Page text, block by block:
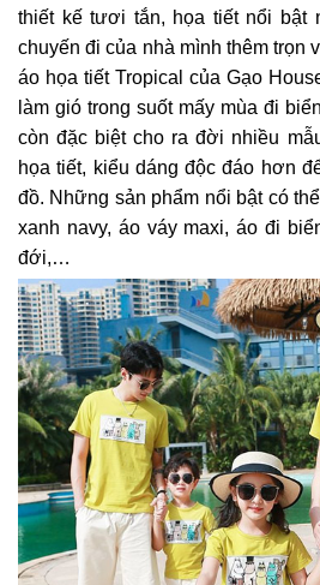
thiết kế tươi tắn, họa tiết nổi bật
chuyến đi của nhà mình thêm trọn
áo họa tiết Tropical của Gạo
làm gió trong suốt mấy mùa đi
còn đặc biệt cho ra đời nhiều
họa tiết, kiểu dáng độc đáo hơn
đồ. Những sản phẩm nổi bật có
xanh navy, áo váy maxi, áo đi
đới,…